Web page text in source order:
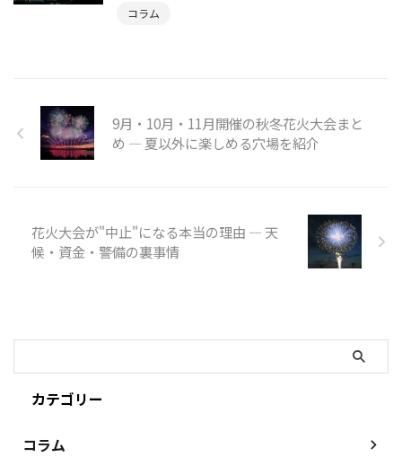
コラム
9月・10月・11月開催の秋冬花火大会まと
め ― 夏以外に楽しめる穴場を紹介
花火大会が"中止"になる本当の理由 ― 天
候・資金・警備の裏事情
カテゴリー
コラム